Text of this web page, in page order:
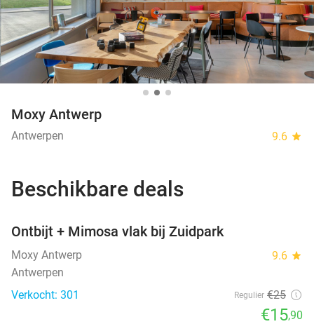
Moxy Antwerp
Antwerpen 9.6 star
Beschikbare deals
Ontbijt + Mimosa vlak bij Zuidpark
Moxy Antwerp 9.6 star
Antwerpen
Verkocht: 301
Regulier €25
€15,90